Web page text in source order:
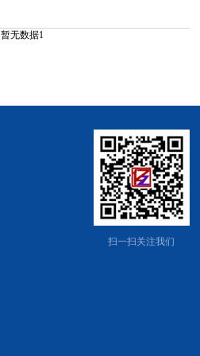
暂无数据1
扫一扫关注我们